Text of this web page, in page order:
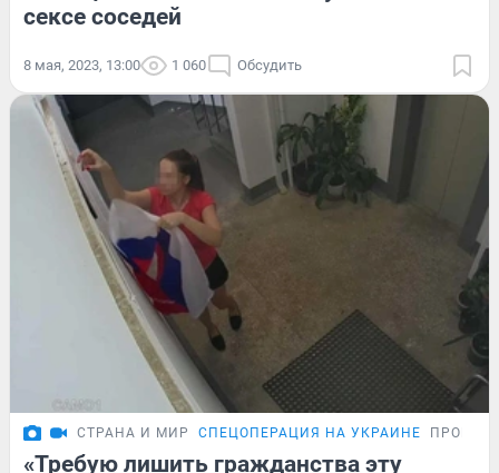
сексе соседей
8 мая, 2023, 13:00 1 060 Обсудить
СТРАНА И МИР СПЕЦОПЕРАЦИЯ НА УКРАИНЕ
«Требую лишить гражданства эту